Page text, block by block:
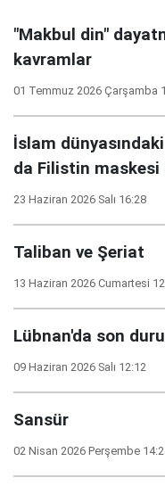
"Makbul din"
kavramlar
01 Temmuz 2026 Çarşamba
İslam
da Filistin maskesi
23 Haziran 2026 Salı 16:28
Taliban ve Şeriat
13 Haziran 2026 Cumartesi
Lübnan'da son
09 Haziran 2026 Salı 12:12
Sansür
02 Nisan 2026 Perşembe